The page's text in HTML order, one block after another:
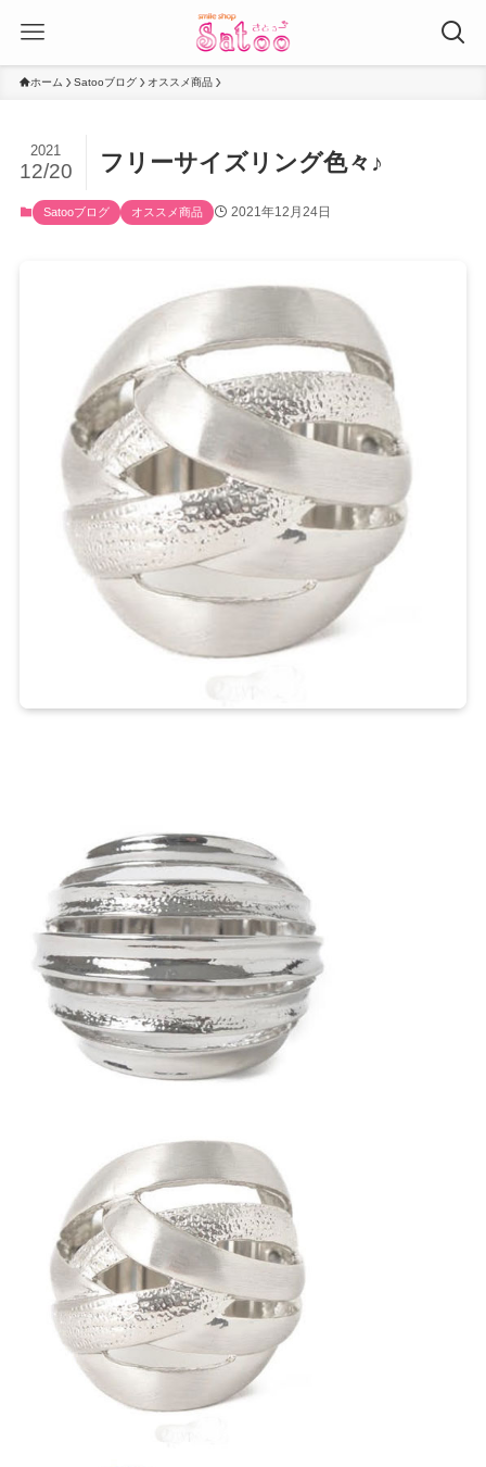
ホーム Satooブログ オススメ商品
フリーサイズリング色々♪
2021
12/20
Satooブログ オススメ商品 2021年12月24日